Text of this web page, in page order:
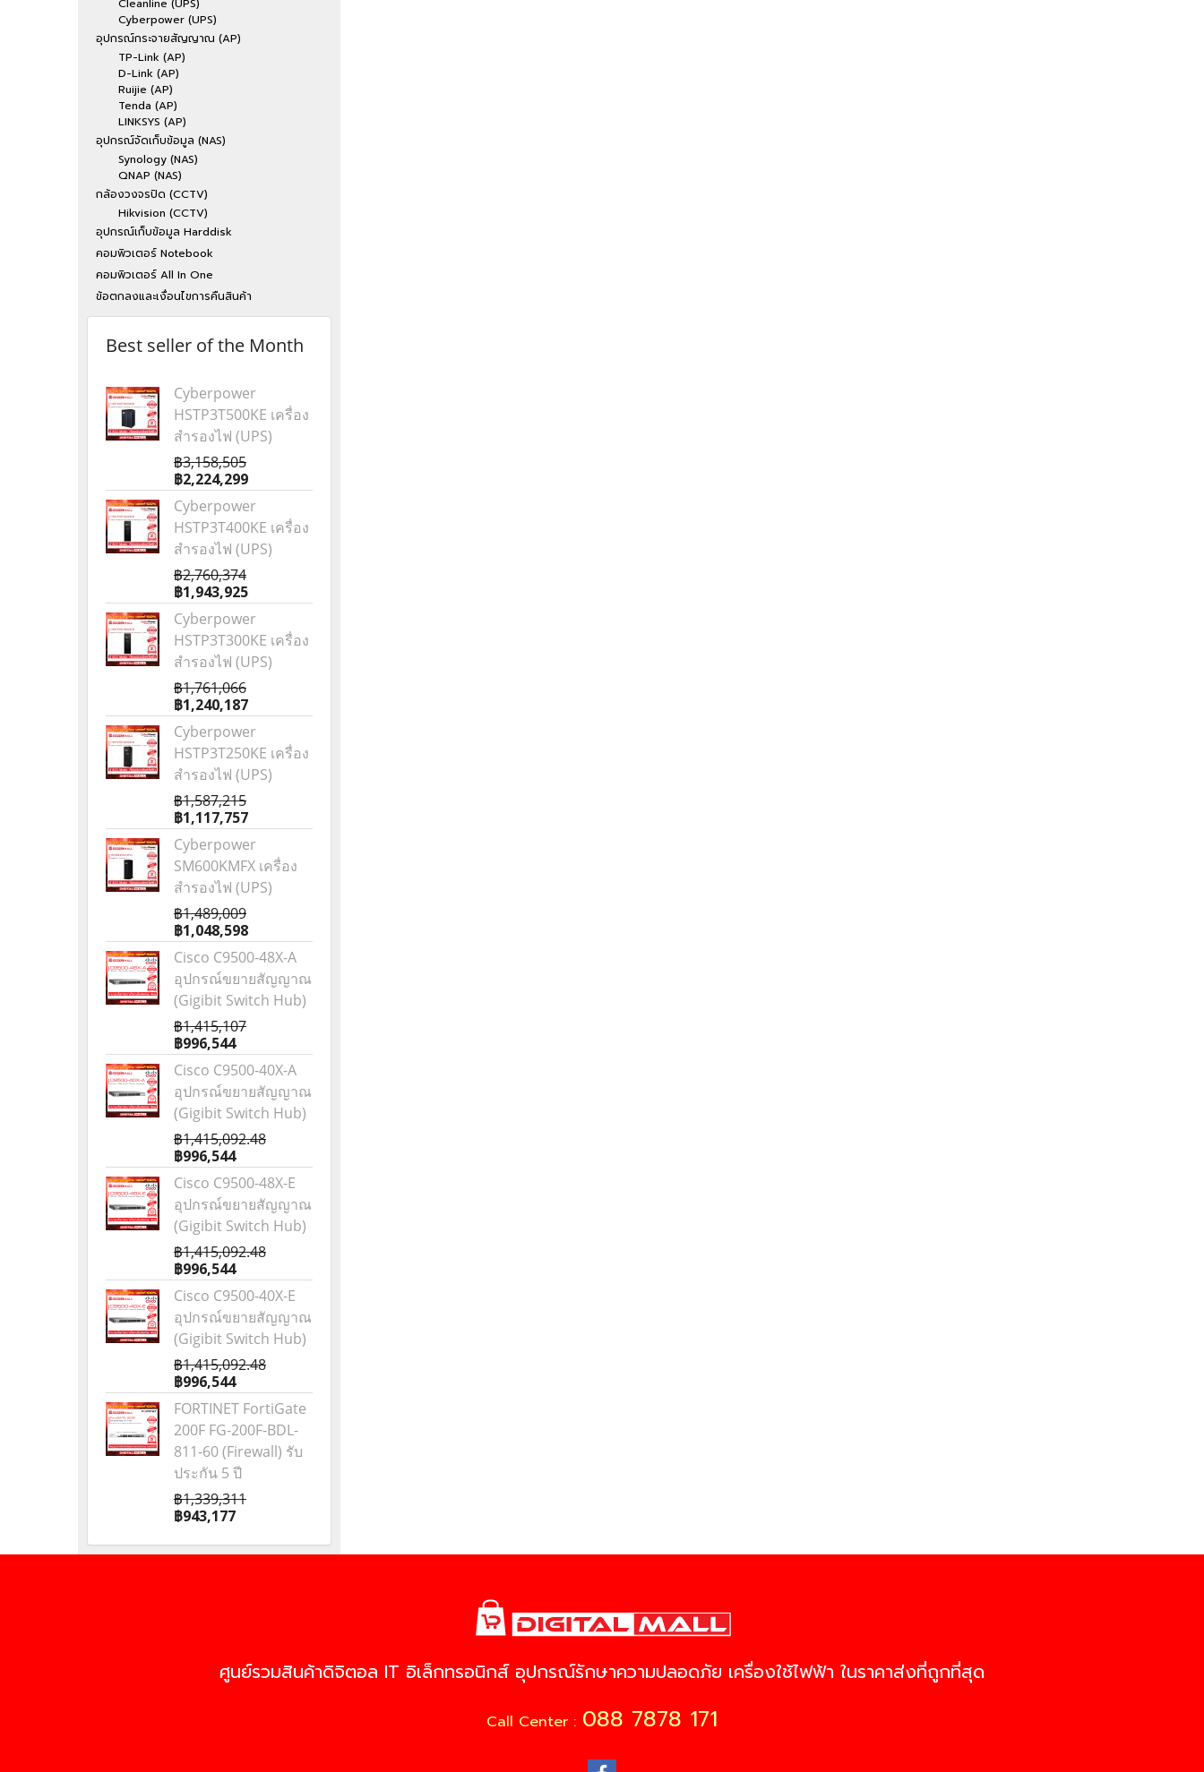
Cyberpower (UPS)
อุปกรณ์กระจายสัญญาณ (AP)
TP-Link (AP)
D-Link (AP)
Ruijie (AP)
Tenda (AP)
LINKSYS (AP)
อุปกรณ์จัดเก็บข้อมูล (NAS)
Synology (NAS)
QNAP (NAS)
กล้องวงจรปิด (CCTV)
Hikvision (CCTV)
อุปกรณ์เก็บข้อมูล Harddisk
คอมพิวเตอร์ Notebook
คอมพิวเตอร์ All In One
ข้อตกลงและเงื่อนไขการคืนสินค้า
Best seller of the Month
Cyberpower
HSTP3T500KE เครื่อง
สำรองไฟ (UPS)
฿3,158,505
฿2,224,299
Cyberpower
HSTP3T400KE เครื่อง
สำรองไฟ (UPS)
฿2,760,374
฿1,943,925
Cyberpower
HSTP3T300KE เครื่อง
สำรองไฟ (UPS)
฿1,761,066
฿1,240,187
Cyberpower
HSTP3T250KE เครื่อง
สำรองไฟ (UPS)
฿1,587,215
฿1,117,757
Cyberpower
SM600KMFX เครื่อง
สำรองไฟ (UPS)
฿1,489,009
฿1,048,598
Cisco C9500-48X-A
อุปกรณ์ขยายสัญญาณ
(Gigibit Switch Hub)
฿1,415,107
฿996,544
Cisco C9500-40X-A
อุปกรณ์ขยายสัญญาณ
(Gigibit Switch Hub)
฿1,415,092.48
฿996,544
Cisco C9500-48X-E
อุปกรณ์ขยายสัญญาณ
(Gigibit Switch Hub)
฿1,415,092.48
฿996,544
Cisco C9500-40X-E
อุปกรณ์ขยายสัญญาณ
(Gigibit Switch Hub)
฿1,415,092.48
฿996,544
FORTINET FortiGate
200F FG-200F-BDL-
811-60 (Firewall) รับ
ประกัน 5 ปี
฿1,339,311
฿943,177
ศูนย์รวมสินค้าดิจิตอล IT อิเล็กทรอนิกส์ อุปกรณ์รักษาความปลอดภัย เครื่องใช้ไฟฟ้า ในราคาส่งที่ถูกที่สุด
Call Center : 088 7878 171